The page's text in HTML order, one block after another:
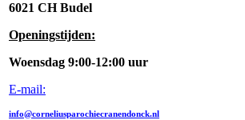
6021 CH Budel
Openingstijden:
Woensdag 9:00-12:00 uur
E-mail:
info@corneliusparochiecranendonck.nl